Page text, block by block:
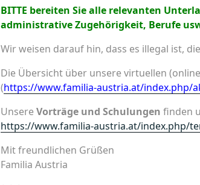
BITTE bereiten Sie alle relevanten
administrative Zugehörigkeit, Berufe
Wir weisen darauf hin, dass es illegal ist,
Die Übersicht über unsere virtuellen
(https://www.familia-austria.at/index.php/
UnsereVorträge und Schulungen finden
https://www.familia-austria.at/index.php/
Mit freundlichen Grüßen
Familia Austria